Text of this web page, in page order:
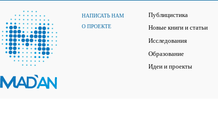
НАПИСАТЬ НАМ
О ПРОЕКТЕ
Публицистика
Новые книги и статьи
Исследования
Образование
Идеи и проекты